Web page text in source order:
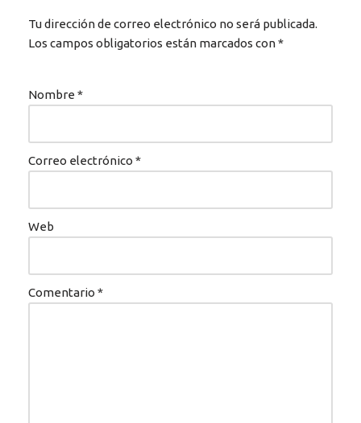
Tu dirección de correo electrónico no será publicada.
Los campos obligatorios están marcados con*
Nombre *
Correo electrónico *
Web
Comentario *